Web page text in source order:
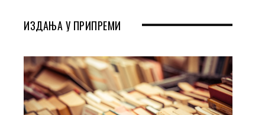
ИЗДАЊА У ПРИПРЕМИ